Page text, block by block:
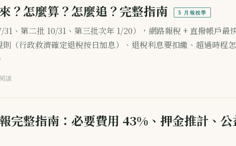
？怎麼算？怎麼追？完整指南 5 月報稅季
31、第二批 10/31、第三批次年 1/20），網路報稅 + 直撥帳戶最
（行政救濟確定退稅按日加息）、退稅利息要扣繳、超過時程
讀
完整指南：必要費用 43%、押金推計、